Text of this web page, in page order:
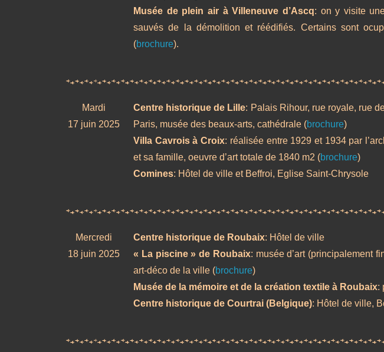
Musée de plein air à Villeneuve d’Ascq: on y visite
sauvés de la démolition et réédifiés. Certains sont
(brochure).
Mardi
17 juin 2025
Centre historique de Lille: Palais Rihour, rue royale, rue
Paris, musée des beaux-arts, cathédrale (brochure)
Villa Cavrois à Croix: réalisée entre 1929 et 1934 par
et sa famille, oeuvre d’art totale de 1840 m2 (brochure)
Comines: Hôtel de ville et Beffroi, Eglise Saint-Chrysole
Mercredi
18 juin 2025
Centre historique de Roubaix: Hôtel de ville
« La piscine » de Roubaix: musée d’art (principalement
art-déco de la ville (brochure)
Musée de la mémoire et de la création textile à Roubaix:
Centre historique de Courtrai (Belgique): Hôtel de ville,